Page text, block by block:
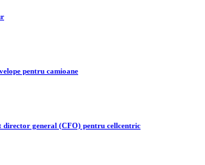
pentru camioane
general (CFO) pentru cellcentric